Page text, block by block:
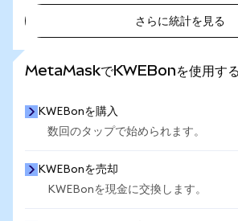
さらに統計を見る
MetaMaskでKWEBonを使用す
KWEBonを購入
数回のタップで始められます。
KWEBonを売却
KWEBonを現金に交換します。